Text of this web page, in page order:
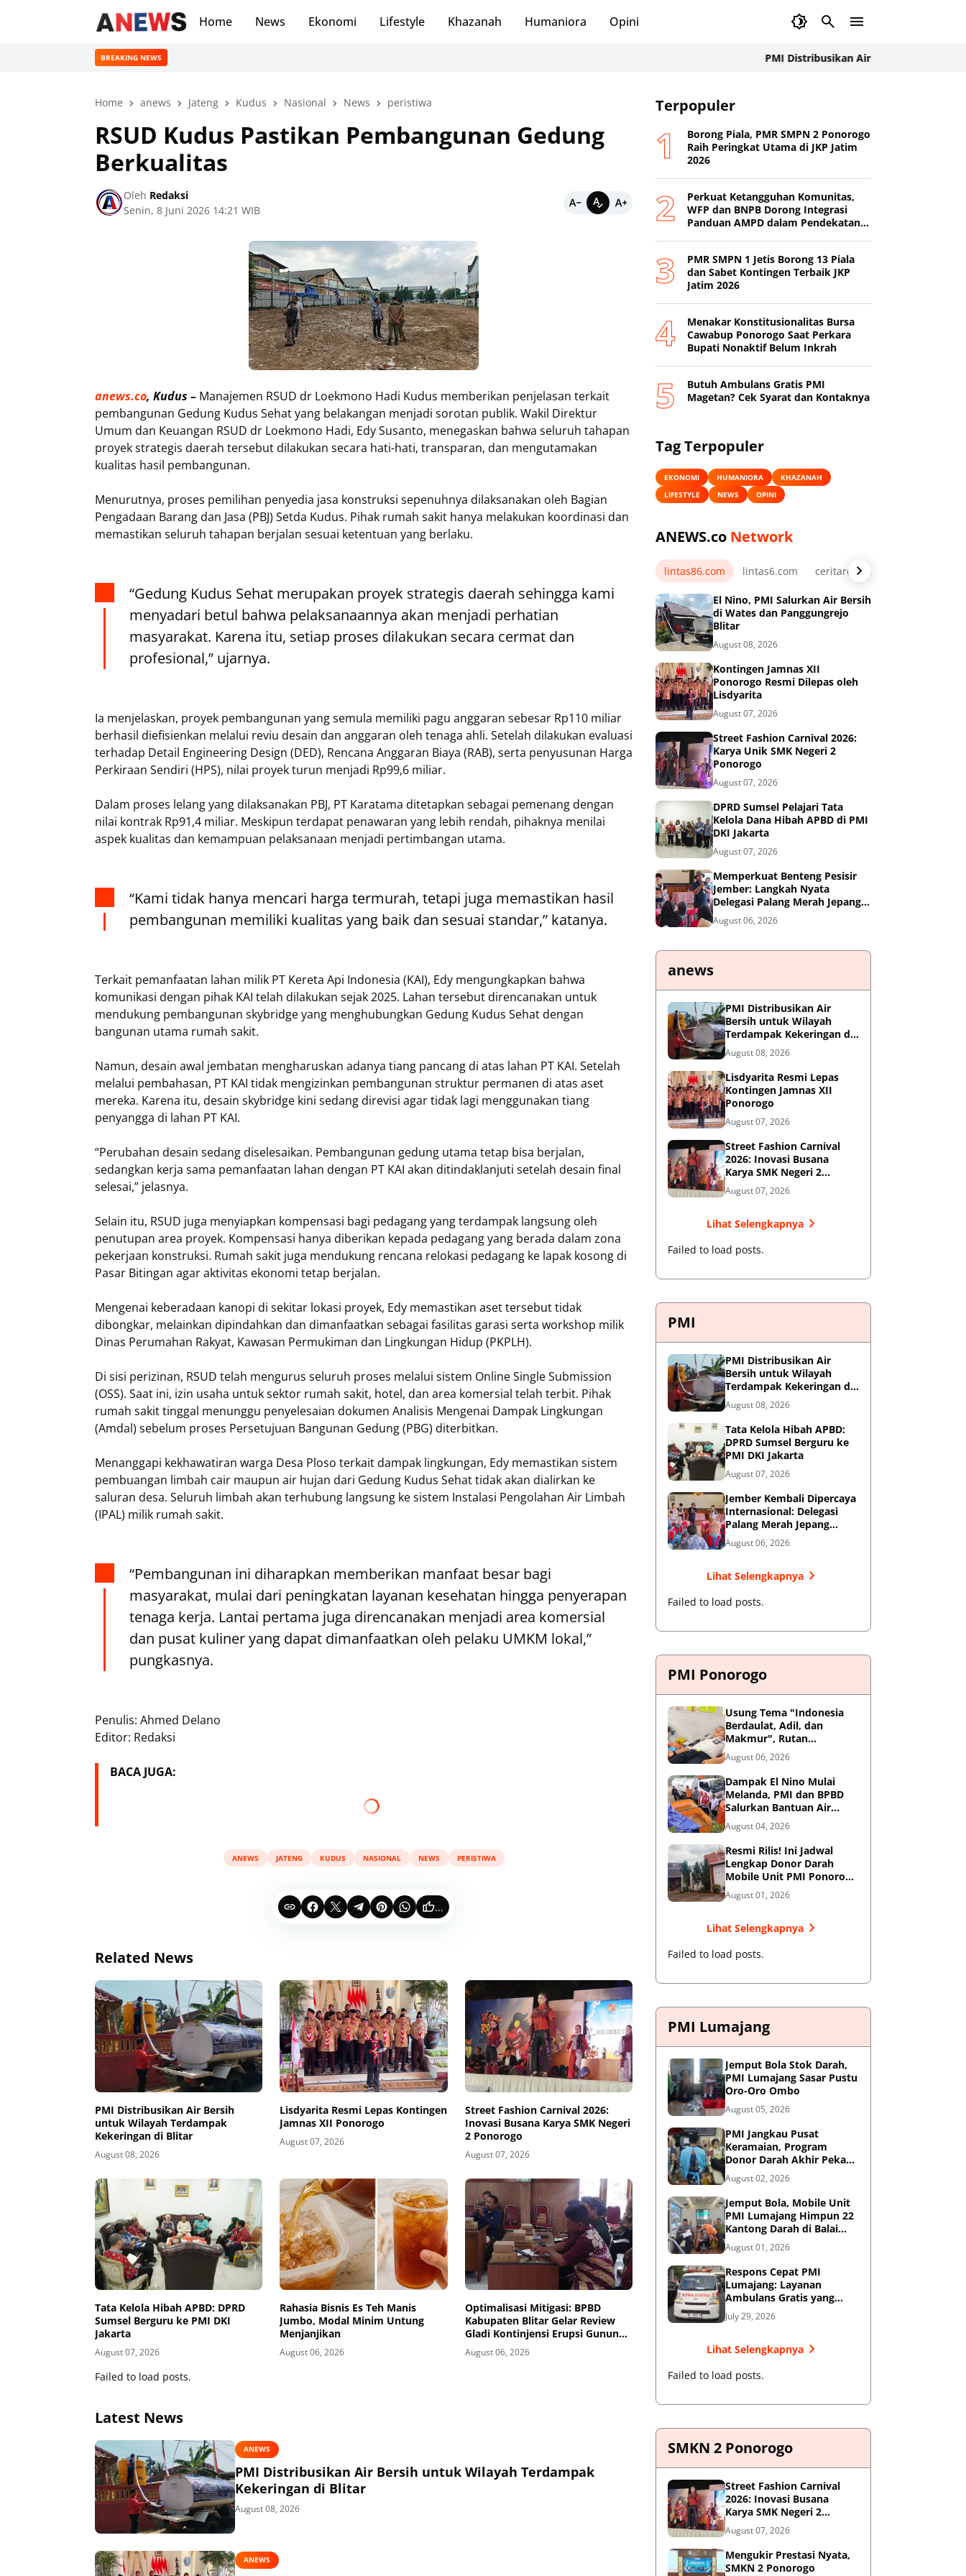
Home News Ekonomi Lifestyle Khazanah Humaniora Opini
BREAKING NEWS PMI Distribusikan Air Bersih untuk Wilayah
Home anews Jateng Kudus Nasional News peristiwa
‎RSUD Kudus Pastikan Pembangunan Gedung
Berkualitas
Oleh Redaksi
Senin, 8 Juni 2026 14:21 WIB
anews.co, ‎Kudus – Manajemen RSUD dr Loekmono Hadi Kudus memberikan penjelasan terkait
pembangunan Gedung Kudus Sehat yang belakangan menjadi sorotan publik. Wakil Direktur
Umum dan Keuangan RSUD dr Loekmono Hadi, Edy Susanto, menegaskan bahwa seluruh tahapan
proyek strategis daerah tersebut dilakukan secara hati-hati, transparan, dan mengutamakan
kualitas hasil pembangunan.
‎Menurutnya, proses pemilihan penyedia jasa konstruksi sepenuhnya dilaksanakan oleh Bagian
Pengadaan Barang dan Jasa (PBJ) Setda Kudus. Pihak rumah sakit hanya melakukan koordinasi dan
memastikan seluruh tahapan berjalan sesuai ketentuan yang berlaku.
‎“Gedung Kudus Sehat merupakan proyek strategis daerah sehingga kami
menyadari betul bahwa pelaksanaannya akan menjadi perhatian
masyarakat. Karena itu, setiap proses dilakukan secara cermat dan
profesional,” ujarnya.
‎Ia menjelaskan, proyek pembangunan yang semula memiliki pagu anggaran sebesar Rp110 miliar
berhasil diefisienkan melalui reviu desain dan anggaran oleh tenaga ahli. Setelah dilakukan evaluasi
terhadap Detail Engineering Design (DED), Rencana Anggaran Biaya (RAB), serta penyusunan Harga
Perkiraan Sendiri (HPS), nilai proyek turun menjadi Rp99,6 miliar.
‎Dalam proses lelang yang dilaksanakan PBJ, PT Karatama ditetapkan sebagai pemenang dengan
nilai kontrak Rp91,4 miliar. Meskipun terdapat penawaran yang lebih rendah, pihaknya menilai
aspek kualitas dan kemampuan pelaksanaan menjadi pertimbangan utama.
‎“Kami tidak hanya mencari harga termurah, tetapi juga memastikan hasil
pembangunan memiliki kualitas yang baik dan sesuai standar,” katanya.
‎Terkait pemanfaatan lahan milik PT Kereta Api Indonesia (KAI), Edy mengungkapkan bahwa
komunikasi dengan pihak KAI telah dilakukan sejak 2025. Lahan tersebut direncanakan untuk
mendukung pembangunan skybridge yang menghubungkan Gedung Kudus Sehat dengan
bangunan utama rumah sakit.
‎Namun, desain awal jembatan mengharuskan adanya tiang pancang di atas lahan PT KAI. Setelah
melalui pembahasan, PT KAI tidak mengizinkan pembangunan struktur permanen di atas aset
mereka. Karena itu, desain skybridge kini sedang direvisi agar tidak lagi menggunakan tiang
penyangga di lahan PT KAI.
‎“Perubahan desain sedang diselesaikan. Pembangunan gedung utama tetap bisa berjalan,
sedangkan kerja sama pemanfaatan lahan dengan PT KAI akan ditindaklanjuti setelah desain final
selesai,” jelasnya.
‎Selain itu, RSUD juga menyiapkan kompensasi bagi pedagang yang terdampak langsung oleh
penutupan area proyek. Kompensasi hanya diberikan kepada pedagang yang berada dalam zona
pekerjaan konstruksi. Rumah sakit juga mendukung rencana relokasi pedagang ke lapak kosong di
Pasar Bitingan agar aktivitas ekonomi tetap berjalan.
‎Mengenai keberadaan kanopi di sekitar lokasi proyek, Edy memastikan aset tersebut tidak
dibongkar, melainkan dipindahkan dan dimanfaatkan sebagai fasilitas garasi serta workshop milik
Dinas Perumahan Rakyat, Kawasan Permukiman dan Lingkungan Hidup (PKPLH).
‎Di sisi perizinan, RSUD telah mengurus seluruh proses melalui sistem Online Single Submission
(OSS). Saat ini, izin usaha untuk sektor rumah sakit, hotel, dan area komersial telah terbit. Pihak
rumah sakit tinggal menunggu penyelesaian dokumen Analisis Mengenai Dampak Lingkungan
(Amdal) sebelum proses Persetujuan Bangunan Gedung (PBG) diterbitkan.
‎Menanggapi kekhawatiran warga Desa Ploso terkait dampak lingkungan, Edy memastikan sistem
pembuangan limbah cair maupun air hujan dari Gedung Kudus Sehat tidak akan dialirkan ke
saluran desa. Seluruh limbah akan terhubung langsung ke sistem Instalasi Pengolahan Air Limbah
(IPAL) milik rumah sakit.
‎“Pembangunan ini diharapkan memberikan manfaat besar bagi
masyarakat, mulai dari peningkatan layanan kesehatan hingga penyerapan
tenaga kerja. Lantai pertama juga direncanakan menjadi area komersial
dan pusat kuliner yang dapat dimanfaatkan oleh pelaku UMKM lokal,”
pungkasnya.
Penulis: Ahmed Delano
Editor: Redaksi
BACA JUGA:
ANEWS JATENG KUDUS NASIONAL NEWS PERISTIWA
...
Related News
PMI Distribusikan Air Bersih
untuk Wilayah Terdampak
Kekeringan di Blitar
August 08, 2026
Lisdyarita Resmi Lepas Kontingen
Jamnas XII Ponorogo
August 07, 2026
Street Fashion Carnival 2026:
Inovasi Busana Karya SMK Negeri
2 Ponorogo
August 07, 2026
Tata Kelola Hibah APBD: DPRD
Sumsel Berguru ke PMI DKI
Jakarta
August 07, 2026
Rahasia Bisnis Es Teh Manis
Jumbo, Modal Minim Untung
Menjanjikan
August 06, 2026
Optimalisasi Mitigasi: BPBD
Kabupaten Blitar Gelar Review
Gladi Kontinjensi Erupsi Gunung
Kelud
August 06, 2026
Failed to load posts.
Latest News
ANEWS
PMI Distribusikan Air Bersih untuk Wilayah Terdampak
Kekeringan di Blitar
August 08, 2026
ANEWS
Terpopuler
Borong Piala, PMR SMPN 2 Ponorogo
Raih Peringkat Utama di JKP Jatim
2026
Perkuat Ketangguhan Komunitas,
WFP dan BNPB Dorong Integrasi
Panduan AMPD dalam Pendekatan
PMR SMPN 1 Jetis Borong 13 Piala
dan Sabet Kontingen Terbaik JKP
Jatim 2026
Menakar Konstitusionalitas Bursa
Cawabup Ponorogo Saat Perkara
Bupati Nonaktif Belum Inkrah
Butuh Ambulans Gratis PMI
Magetan? Cek Syarat dan Kontaknya
Tag Terpopuler
EKONOMI HUMANIORA
KHAZANAH
LIFESTYLE
NEWS OPINI
ANEWS.co Network
lintas86.com lintas6.com ceritarelawan.my.id
El Nino, PMI Salurkan Air Bersih
di Wates dan Panggungrejo
Blitar
August 08, 2026
Kontingen Jamnas XII
Ponorogo Resmi Dilepas oleh
Lisdyarita
August 07, 2026
Street Fashion Carnival 2026:
Karya Unik SMK Negeri 2
Ponorogo
August 07, 2026
DPRD Sumsel Pelajari Tata
Kelola Dana Hibah APBD di PMI
DKI Jakarta
August 07, 2026
Memperkuat Benteng Pesisir
Jember: Langkah Nyata
Delegasi Palang Merah Jepang
Dampingi Relawan dan Sekolah
Tangguh Bencana
August 06, 2026
anews
PMI Distribusikan Air
Bersih untuk Wilayah
Terdampak Kekeringan di
Blitar
August 08, 2026
Lisdyarita Resmi Lepas
Kontingen Jamnas XII
Ponorogo
August 07, 2026
Street Fashion Carnival
2026: Inovasi Busana
Karya SMK Negeri 2
Ponorogo
August 07, 2026
Lihat Selengkapnya
Failed to load posts.
PMI
PMI Distribusikan Air
Bersih untuk Wilayah
Terdampak Kekeringan di
Blitar
August 08, 2026
Tata Kelola Hibah APBD:
DPRD Sumsel Berguru ke
PMI DKI Jakarta
August 07, 2026
Jember Kembali Dipercaya
Internasional: Delegasi
Palang Merah Jepang
Perkuat Kesiapsiagaan
Bencana di Kawasan
August 06, 2026
Lihat Selengkapnya
Failed to load posts.
PMI Ponorogo
Usung Tema "Indonesia
Berdaulat, Adil, dan
Makmur", Rutan
Ponorogo Gelar Donor
Darah Kemanusiaan
Sambut HUT RI ke-81
August 06, 2026
Dampak El Nino Mulai
Melanda, PMI dan BPBD
Salurkan Bantuan Air
Bersih ke Desa Terdampak
di Ponorogo
August 04, 2026
Resmi Rilis! Ini Jadwal
Lengkap Donor Darah
Mobile Unit PMI Ponorogo
Agustus 2026
August 01, 2026
Lihat Selengkapnya
Failed to load posts.
PMI Lumajang
Jemput Bola Stok Darah,
PMI Lumajang Sasar Pustu
Oro-Oro Ombo
August 05, 2026
PMI Jangkau Pusat
Keramaian, Program
Donor Darah Akhir Pekan
di GM Plaza Lumajang
Disambut Antusias
August 02, 2026
Jemput Bola, Mobile Unit
PMI Lumajang Himpun 22
Kantong Darah di Balai
Desa Jatirejo Kunir
August 01, 2026
Respons Cepat PMI
Lumajang: Layanan
Ambulans Gratis yang
Wajib Diketahui Warga
July 29, 2026
Lihat Selengkapnya
Failed to load posts.
SMKN 2 Ponorogo
Street Fashion Carnival
2026: Inovasi Busana
Karya SMK Negeri 2
Ponorogo
August 07, 2026
Mengukir Prestasi Nyata,
SMKN 2 Ponorogo